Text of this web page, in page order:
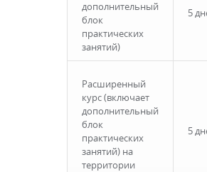
дополнительный
блок
практических
занятий)
5
Расширенный
курс (включает
дополнительный
блок
практических
занятий) на
территории
5